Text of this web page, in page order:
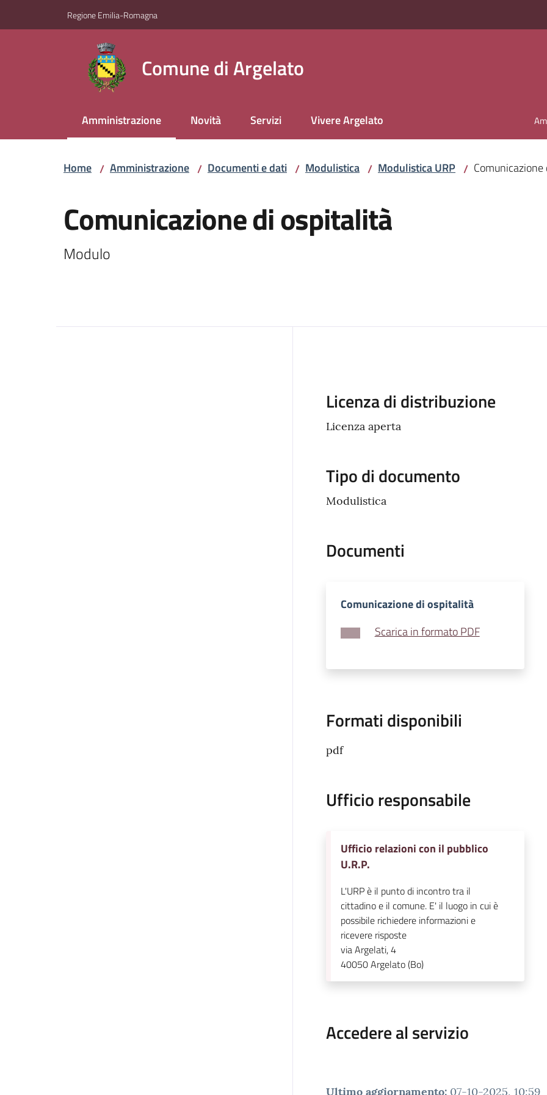
Regione Emilia-Romagna
Comune di Argelato
Amministrazione
Menu selezionato Novità Servizi Vivere Argelato
Home / Amministrazione / Documenti e dati / Modulistica / Modulistica URP /
Comunicazione di ospitalità
Modulo
Descrizione
Licenza di distribuzione
Licenza aperta
Tipo di documento
Modulistica
Documenti
Comunicazione di ospitalità
Scarica in formato PDF
Formati disponibili
pdf
Ufficio responsabile
Ufficio relazioni con il pubblico
U.R.P.
L'URP è il punto di incontro tra il
cittadino e il comune. E' il luogo in cui è
possibile richiedere informazioni e
ricevere risposte
via Argelati, 4
40050Argelato (Bo)
Accedere al servizio
Ultimo aggiornamento: 07-10-2025, 10:59